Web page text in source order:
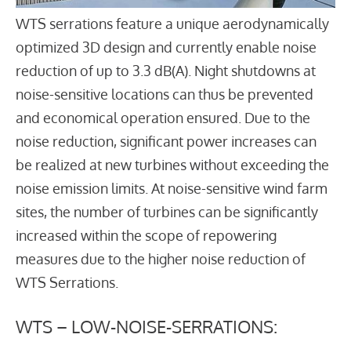
WTS serrations feature a unique aerodynamically
optimized 3D design and currently enable noise
reduction of up to 3.3 dB(A). Night shutdowns at
noise-sensitive locations can thus be prevented
and economical operation ensured. Due to the
noise reduction, significant power increases can
be realized at new turbines without exceeding the
noise emission limits. At noise-sensitive wind farm
sites, the number of turbines can be significantly
increased within the scope of repowering
measures due to the higher noise reduction of
WTS Serrations.
WTS – LOW-NOISE-SERRATIONS: